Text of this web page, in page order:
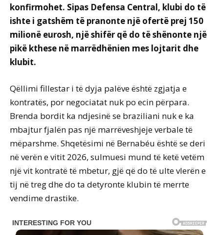
konfirmohet. Sipas Defensa Central, klubi do të
ishte i gatshëm të pranonte një ofertë prej 150
milionë eurosh, një shifër që do të shënonte një
pikë kthese në marrëdhënien mes lojtarit dhe
klubit.
Qëllimi fillestar i të dyja palëve është zgjatja e
kontratës, por negociatat nuk po ecin përpara.
Brenda bordit ka ndjesinë se braziliani nuk e ka
mbajtur fjalën pas një marrëveshjeje verbale të
mëparshme. Shqetësimi në Bernabéu është se deri
në verën e vitit 2026, sulmuesi mund të ketë vetëm
një vit kontratë të mbetur, gjë që do të ulte vlerën e
tij në treg dhe do ta detyronte klubin të merrte
vendime drastike.